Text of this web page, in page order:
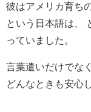
彼はアメリカ育ち
という日本語は、
っていました。
言葉遣いだけでな
どんなときも安心